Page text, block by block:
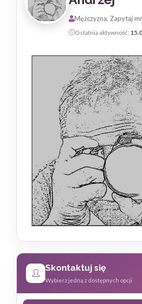
Mężczyzna, Zapytaj
Ostatnia aktywność:
Skontaktuj się
Wybierz jedną z dostępnych opcji